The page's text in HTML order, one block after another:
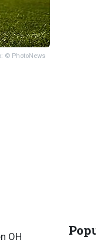
© PhotoNews
OH